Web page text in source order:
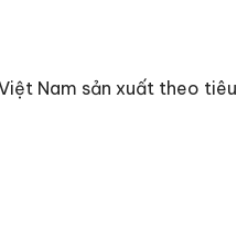
Nam sản xuất theo tiêu